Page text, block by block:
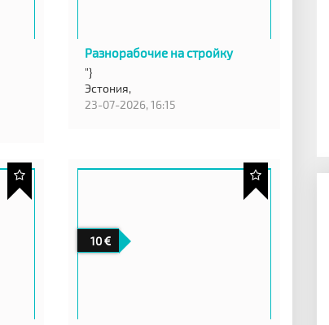
Разнорабочие на стройку
"}
Эстония,
23-07-2026, 16:15
10